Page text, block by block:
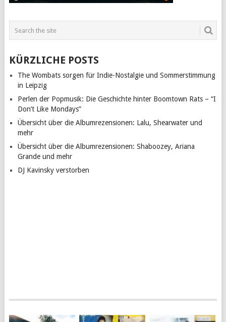
KÜRZLICHE POSTS
The Wombats sorgen für Indie-Nostalgie und Sommerstimmung
in Leipzig
Perlen der Popmusik: Die Geschichte hinter Boomtown Rats – “I
Don’t Like Mondays”
Übersicht über die Albumrezensionen: Lalu, Shearwater und
mehr
Übersicht über die Albumrezensionen: Shaboozey, Ariana
Grande und mehr
DJ Kavinsky verstorben